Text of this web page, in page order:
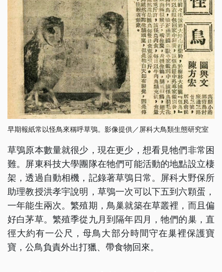
早期報紙常以怪鳥來稱呼草鴞。影像提供／屏科大鳥類生態研究室
草鴞原本數量就很少，現在更少，想看見牠們非常困
難。屏東科技大學團隊在牠們可能活動的地點設立棲
架，透過自動相機，記錄著草鴞日常。屏科大野保所
助理教授洪孝宇說明，草鴞一次可以下五到六顆蛋，
一年能生兩次。繁殖期，鳥巢就築在草叢裡，而且偏
好白茅草。繁殖季從九月到隔年四月，牠們的巢，直
徑大約有一公尺，母鳥大部分時間守在巢裡保護寶
寶，公鳥負責外出打獵、帶食物回來。